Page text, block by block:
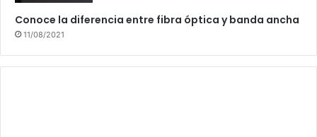
Conoce la diferencia entre fibra óptica y banda ancha
11/08/2021